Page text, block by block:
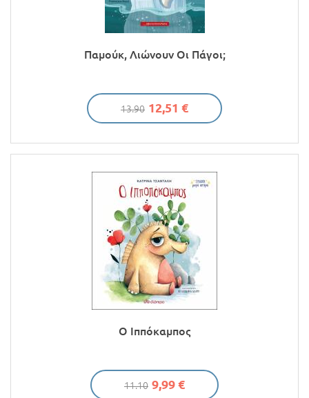
Παμούκ, Λιώνουν Οι Πάγοι;
13.90 12,51 €
Ο Ιππόκαμπος
11.10 9,99 €